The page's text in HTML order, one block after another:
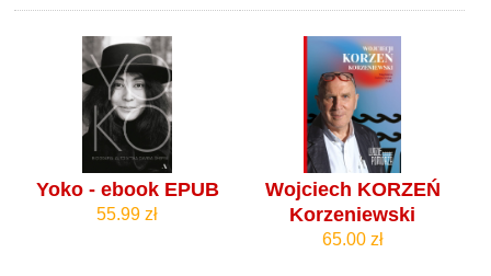
Yoko - ebook EPUB
55.99 zł
Wojciech KORZEŃ
Korzeniewski
65.00 zł